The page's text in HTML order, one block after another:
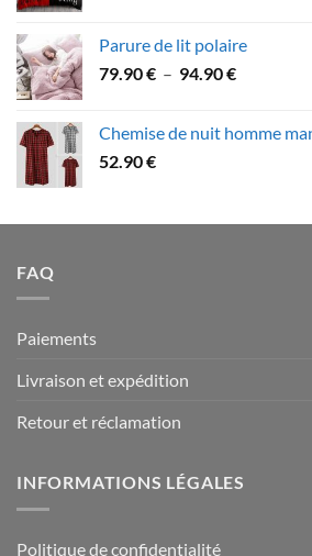
58.90 €
Parure de lit polaire
79.90€ – 94.90€Plage
79.90 €
Chemise de nuit homme
52.90€
FAQ
Paiements
Livraison et expédition
Retour et réclamation
INFORMATIONS LÉGALES
Politique de confidentialité